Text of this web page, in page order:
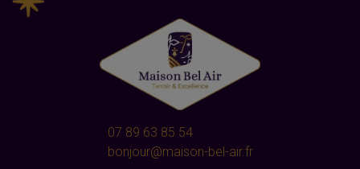
07 89 63 85 54
bonjour@maison-bel-air.fr